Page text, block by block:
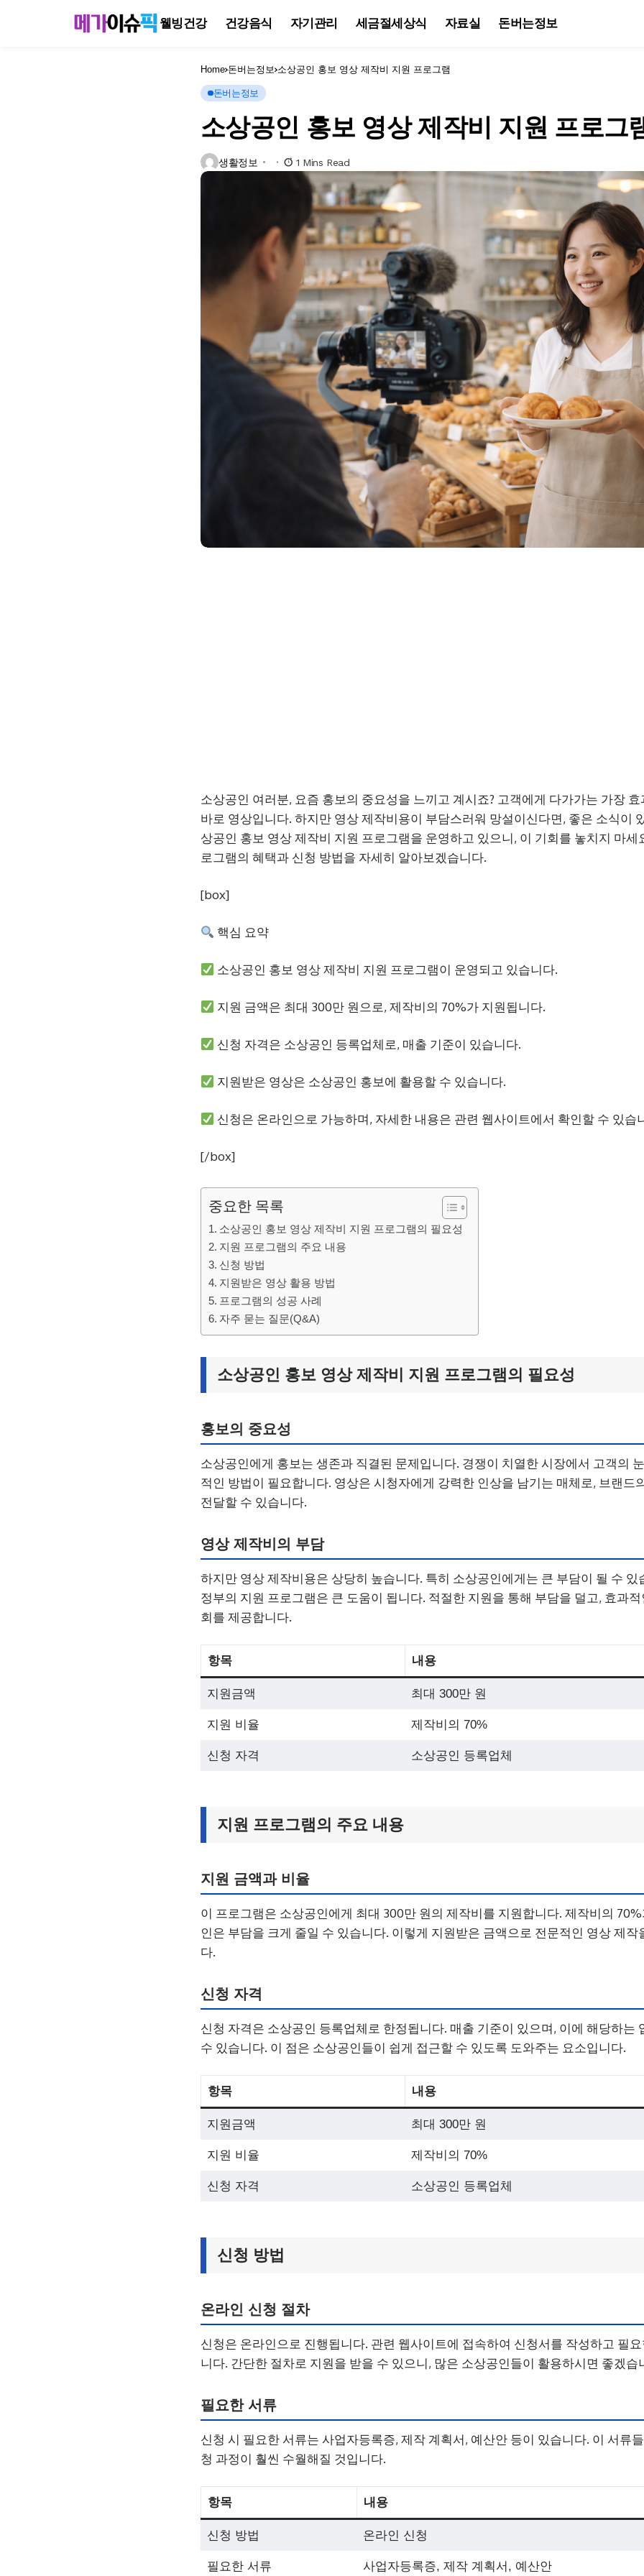
웰빙건강 건강음식 자기관리 세금절세상식 자료실 돈버는정보
Home 돈버는정보 소상공인 홍보 영상 제작비 지원 프로그램
돈버는정보
소상공인 홍보 영상 제작비 지원 프로그
생활정보 1 Mins Read
소상공인 여러분, 요즘 홍보의 중요성을 느끼고 계시죠? 고객에게 다가가는 가장
바로 영상입니다. 하지만 영상 제작비용이 부담스러워 망설이신다면, 좋은 소식이
상공인 홍보 영상 제작비 지원 프로그램을 운영하고 있으니, 이 기회를 놓치지 마세
로그램의 혜택과 신청 방법을 자세히 알아보겠습니다.
[box]
핵심 요약
소상공인 홍보 영상 제작비 지원 프로그램이 운영되고 있습니다.
지원 금액은 최대 300만 원으로, 제작비의 70%가 지원됩니다.
신청 자격은 소상공인 등록업체로, 매출 기준이 있습니다.
지원받은 영상은 소상공인 홍보에 활용할 수 있습니다.
신청은 온라인으로 가능하며, 자세한 내용은 관련 웹사이트에서 확인할 수 있습
[/box]
중요한 목록
소상공인 홍보 영상 제작비 지원 프로그램의 필요성
지원 프로그램의 주요 내용
신청 방법
지원받은 영상 활용 방법
프로그램의 성공 사례
자주 묻는 질문(Q&A)
소상공인 홍보 영상 제작비 지원 프로그램의 필요성
홍보의 중요성
소상공인에게 홍보는 생존과 직결된 문제입니다. 경쟁이 치열한 시장에서 고객의
적인 방법이 필요합니다. 영상은 시청자에게 강력한 인상을 남기는 매체로, 브랜드
전달할 수 있습니다.
영상 제작비의 부담
하지만 영상 제작비용은 상당히 높습니다. 특히 소상공인에게는 큰 부담이 될 수 있
정부의 지원 프로그램은 큰 도움이 됩니다. 적절한 지원을 통해 부담을 덜고, 효과
회를 제공합니다.
항목 내용
지원금액 최대 300만 원
지원 비율 제작비의 70%
신청 자격 소상공인 등록업체
지원 프로그램의 주요 내용
지원 금액과 비율
이 프로그램은 소상공인에게 최대 300만 원의 제작비를 지원합니다. 제작비의
인은 부담을 크게 줄일 수 있습니다. 이렇게 지원받은 금액으로 전문적인 영상 제작
다.
신청 자격
신청 자격은 소상공인 등록업체로 한정됩니다. 매출 기준이 있으며, 이에 해당하는
수 있습니다. 이 점은 소상공인들이 쉽게 접근할 수 있도록 도와주는 요소입니다.
항목 내용
지원금액 최대 300만 원
지원 비율 제작비의 70%
신청 자격 소상공인 등록업체
신청 방법
온라인 신청 절차
신청은 온라인으로 진행됩니다. 관련 웹사이트에 접속하여 신청서를 작성하고 필
니다. 간단한 절차로 지원을 받을 수 있으니, 많은 소상공인들이 활용하시면 좋겠습
필요한 서류
신청 시 필요한 서류는 사업자등록증, 제작 계획서, 예산안 등이 있습니다. 이 서류
청 과정이 훨씬 수월해질 것입니다.
항목 내용
신청 방법 온라인 신청
필요한 서류 사업자등록증, 제작 계획서, 예산안